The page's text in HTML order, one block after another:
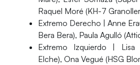
Raquel Moré (KH-7
Extremo Derecho | Anne
Bera Bera), Paula Agulló
Extremo Izquierdo | Lisa
Elche), Ona Vegué (HSG